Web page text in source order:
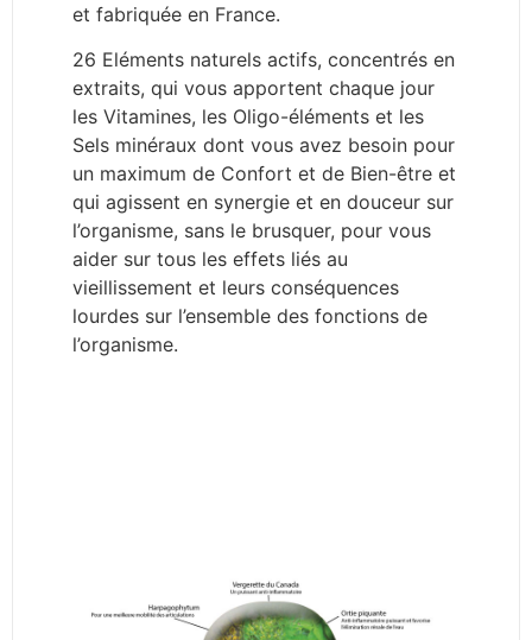
et fabriquée en France.
26 Eléments naturels actifs, concentrés en
extraits, qui vous apportent chaque jour
les Vitamines, les Oligo-éléments et les
Sels minéraux dont vous avez besoin pour
un maximum de Confort et de Bien-être et
qui agissent en synergie et en douceur sur
l’organisme, sans le brusquer, pour vous
aider sur tous les effets liés au
vieillissement et leurs conséquences
lourdes sur l’ensemble des fonctions de
l’organisme.